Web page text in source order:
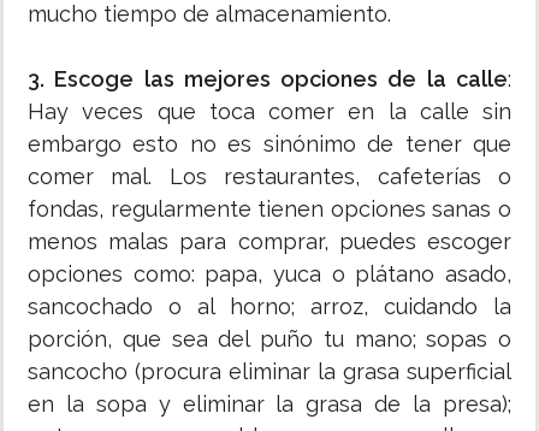
mucho tiempo de almacenamiento.
3. Escoge las mejores opciones de la calle:
Hay veces que toca comer en la calle sin
embargo esto no es sinónimo de tener que
comer mal. Los restaurantes, cafeterías o
fondas, regularmente tienen opciones sanas o
menos malas para comprar, puedes escoger
opciones como: papa, yuca o plátano asado,
sancochado o al horno; arroz, cuidando la
porción, que sea del puño tu mano; sopas o
sancocho (procura eliminar la grasa superficial
en la sopa y eliminar la grasa de la presa);